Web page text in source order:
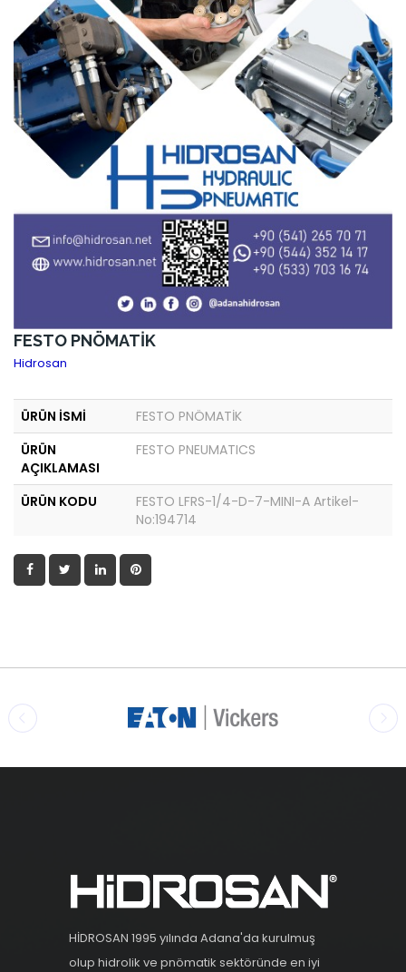
FESTO PNÖMATİK
Hidrosan
ÜRÜN İSMİ
FESTO PNÖMATİK
ÜRÜN
AÇIKLAMASI
FESTO PNEUMATICS
ÜRÜN KODU
FESTO LFRS-1/4-D-7-MINI-A Artikel-
No:194714
HİDROSAN 1995 yılında Adana'da kurulmuş
olup hidrolik ve pnömatik sektöründe en iyi